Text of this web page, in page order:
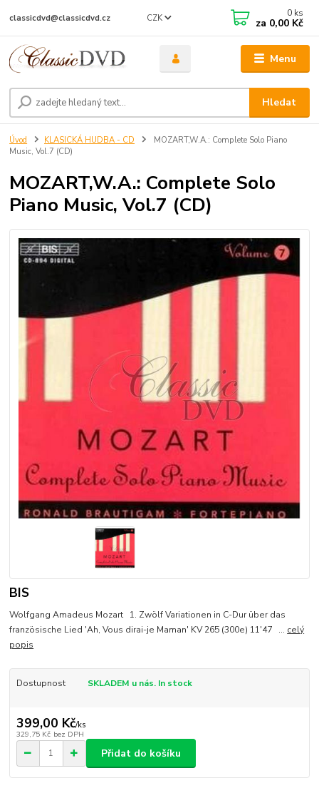
Menu
CZK
Hledat
classicdvd@classicdvd.cz 0 ks
za 0,00 Kč
Úvod KLASICKÁ HUDBA - CD
MOZART,W.A.: Complete Solo Piano
Music, Vol.7 (CD)
MOZART,W.A.: Complete Solo
Piano Music, Vol.7 (CD)
BIS
Wolfgang Amadeus Mozart 1. Zwölf Variationen in C-Dur über das
französische Lied 'Ah, Vous dirai-je Maman' KV 265 (300e) 11'47 ... celý
popis
Dostupnost SKLADEM u nás. In stock
399,00 Kč/ks
329,75 Kč bez DPH
Přidat do košíku